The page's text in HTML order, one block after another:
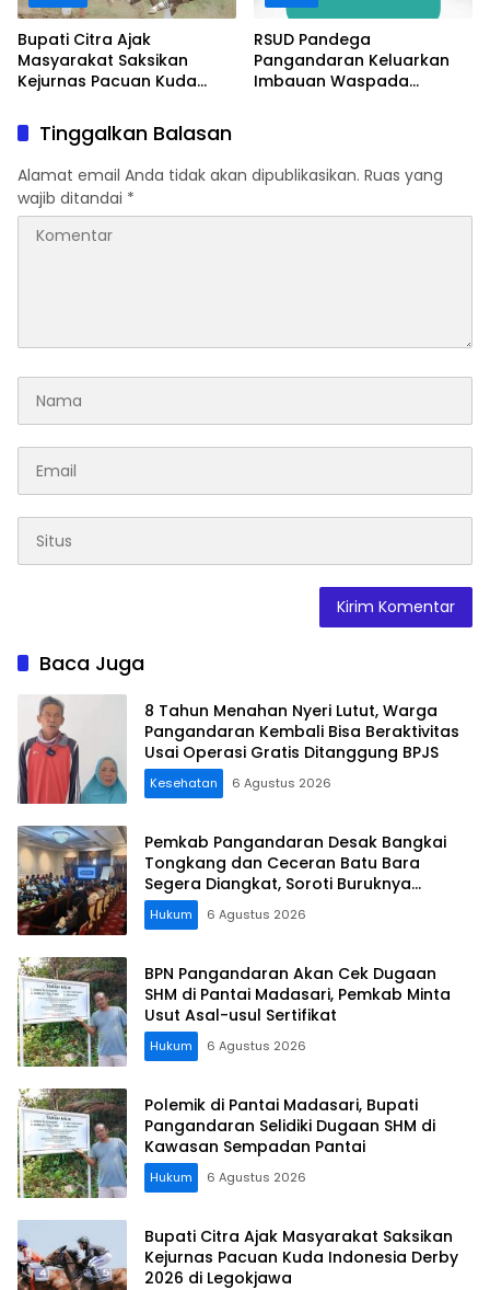
Bupati Citra Ajak
Masyarakat Saksikan
Kejurnas Pacuan Kuda
Legokjawa
RSUD Pandega
Pangandaran Keluarkan
Imbauan Waspada
Tinggalkan Balasan
Alamat email Anda tidak akan dipublikasikan. Ruas yang
wajib ditandai *
Baca Juga
8 Tahun Menahan Nyeri Lutut, Warga
Pangandaran Kembali Bisa Beraktivitas
Usai Operasi Gratis Ditanggung BPJS
Kesehatan 6 Agustus 2026
Pemkab Pangandaran Desak Bangkai
Tongkang dan Ceceran Batu Bara
Segera Diangkat, Soroti Buruknya
Koordinasi Perusahaan
Hukum 6 Agustus 2026
BPN Pangandaran Akan Cek Dugaan
SHM di Pantai Madasari, Pemkab Minta
Usut Asal-usul Sertifikat
Hukum 6 Agustus 2026
Polemik di Pantai Madasari, Bupati
Pangandaran Selidiki Dugaan SHM di
Kawasan Sempadan Pantai
Hukum 6 Agustus 2026
Bupati Citra Ajak Masyarakat Saksikan
Kejurnas Pacuan Kuda Indonesia Derby
2026 di Legokjawa